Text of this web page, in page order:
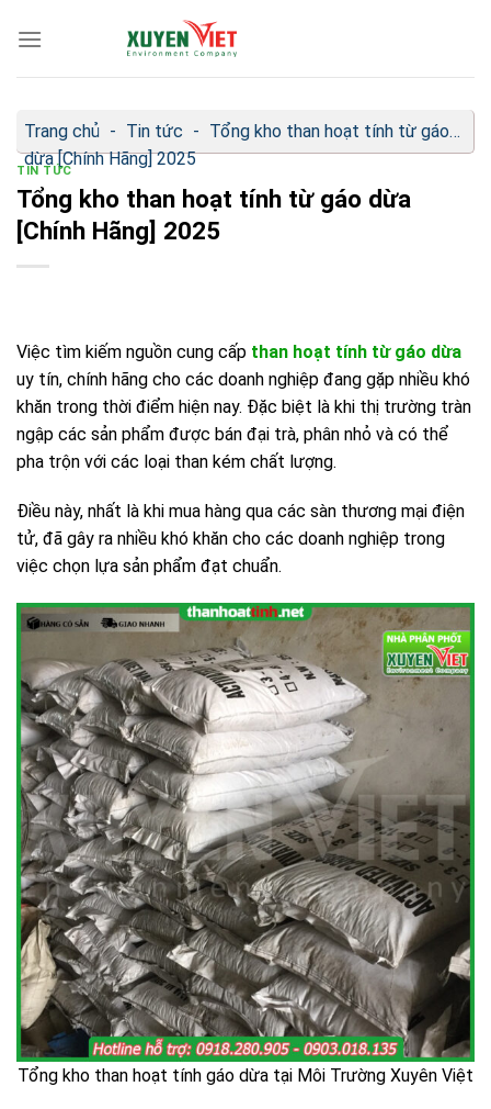
qua
Trang chủ - Tin tức - Tổng kho than hoạt tính từ gáo
dừa [Chính Hãng] 2025
TIN TỨC
Tổng kho than hoạt tính từ gáo dừa
[Chính Hãng] 2025
Việc tìm kiếm nguồn cung cấp than hoạt tính từ gáo dừa
uy tín, chính hãng cho các doanh nghiệp đang gặp nhiều khó
khăn trong thời điểm hiện nay. Đặc biệt là khi thị trường tràn
ngập các sản phẩm được bán đại trà, phân nhỏ và có thể
pha trộn với các loại than kém chất lượng.
Điều này, nhất là khi mua hàng qua các sàn thương mại điện
tử, đã gây ra nhiều khó khăn cho các doanh nghiệp trong
việc chọn lựa sản phẩm đạt chuẩn.
Tổng kho than hoạt tính gáo dừa tại Môi Trường Xuyên Việt